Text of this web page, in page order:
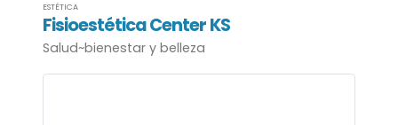
ESTÉTICA
Fisioestética Center KS
Salud~bienestar y belleza